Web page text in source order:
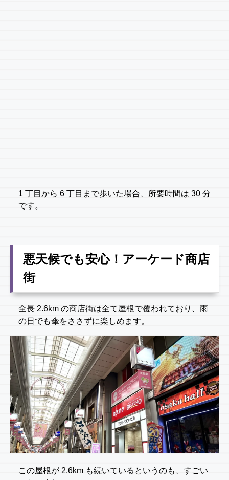
1 丁目から 6 丁目まで歩いた場合、所要時間は 30 分
です。
悪天候でも安心！アーケード商店
街
全長 2.6km の商店街は全て屋根で覆われており、雨
の日でも傘をささずに楽しめます。
この屋根が 2.6km も続いているというのも、すごい